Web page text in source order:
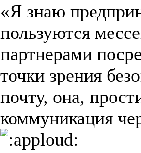
«Я знаю
пользуются
партнерами
точки зрения
почту, она,
коммуникация